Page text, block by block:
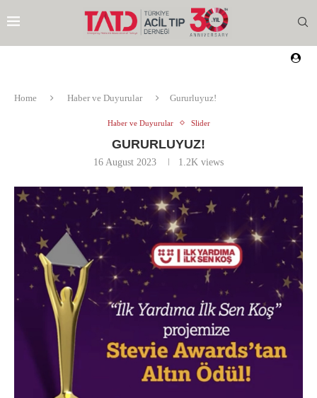
Home Haber ve Duyurular Gururluyuz!
Haber ve Duyurular Slider
GURURLUYUZ!
16 August 2023 1.2K views